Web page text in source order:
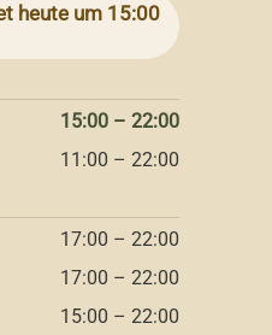
heute um 15:00
15:00 – 22:00
11:00 – 22:00
17:00 – 22:00
17:00 – 22:00
15:00 – 22:00